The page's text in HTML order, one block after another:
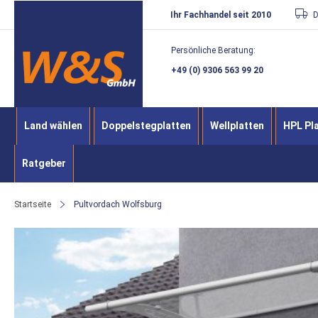
Direkt
zum
Inhalt
Ihr Fachhandel seit 2010
Persönliche Beratung:
+49 (0) 9306 563 99 20
Land wählen Doppelstegplatten Wellplatten HPL
Ratgeber
Startseite Pultvordach Wolfsburg
Bildergalerie